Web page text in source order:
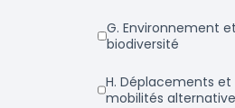
g. Environnement et/ou
biodiversité
h. Déplacements et
mobilités